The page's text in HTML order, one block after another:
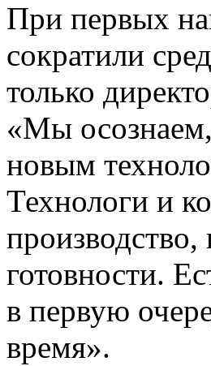
При первых
сократили
только
«Мы
новым
Технологи и
готовности.
в первую
время».